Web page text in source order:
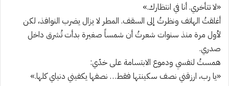
«لا تتأخري. أنا في انتظارك.»
أغلقتُ الهاتف ونظرتُ إلى السقف. المطر لا يزال يضرب النوافذ، لكن
لأول مرة منذ سنوات شعرتُ أن شمساً صغيرة بدأت تُشرق داخل
صدري.
همستُ لنفسي ودموع الابتسامة على خدّي:
«يا رب، ارزقني نصف سكينتها فقط… نصفها يكفيني دنياي كلها.»